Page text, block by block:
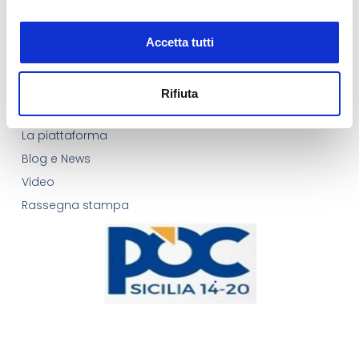
Accetta tutti
Rifiuta
Quick Links
Il progetto
La piattaforma
Blog e News
Video
Rassegna stampa